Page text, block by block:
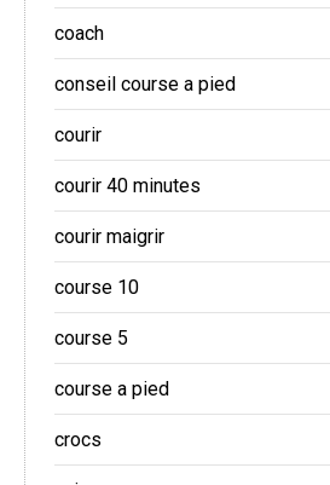
coach
conseil course a pied
courir
courir 40 minutes
courir maigrir
course 10
course 5
course a pied
crocs